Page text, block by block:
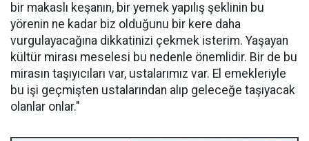
bir makaslı keşanın, bir yemek yapılış şeklinin bu
yörenin ne kadar biz olduğunu bir kere daha
vurgulayacağına dikkatinizi çekmek isterim. Yaşayan
kültür mirası meselesi bu nedenle önemlidir. Bir de bu
mirasın taşıyıcıları var, ustalarımız var. El emekleriyle
bu işi geçmişten ustalarından alıp geleceğe taşıyacak
olanlar onlar."